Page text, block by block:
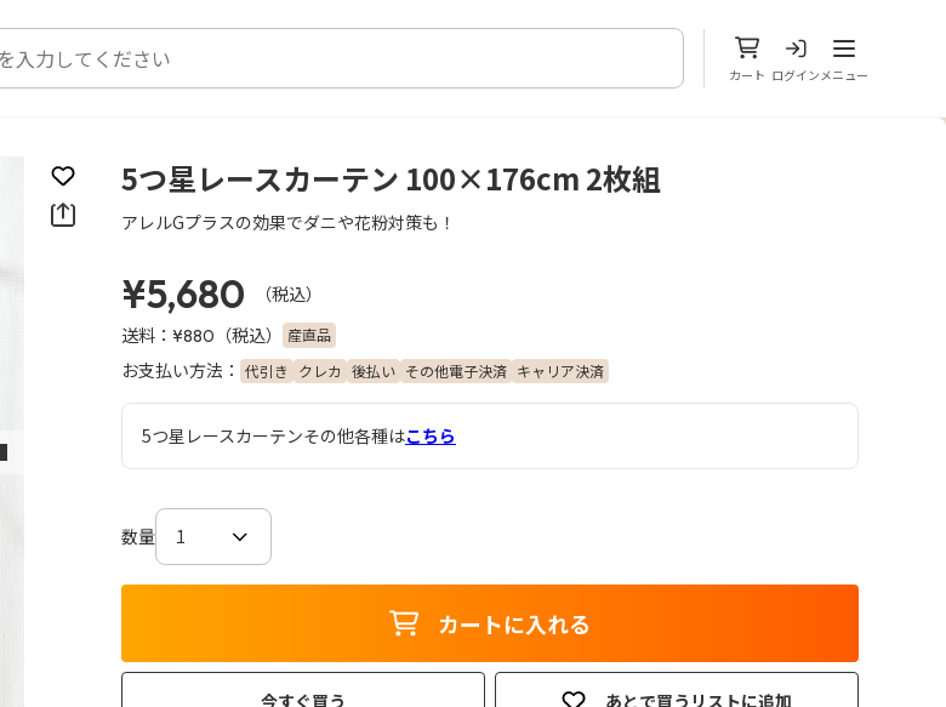
カート ログイン
メニューを開
メニュー
次のスライド
お気に入りに登録
5つ星レースカーテン 100×176cm 2枚組
アレルGプラスの効果でダニや花粉対策も！
¥5,680
（税込）
送料： ¥880 （税込） 産直品
お支払い方法： 代引き クレカ 後払い その他電子決済 キャリア決済
5つ星レースカーテンその他各種はこちら
数量
カートに入れる
今すぐ買う あとで買うリストに追加